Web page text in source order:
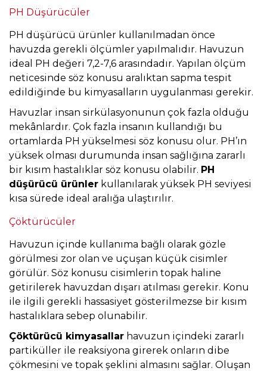
PH Düşürücüler
PH düşürücü ürünler kullanılmadan önce
havuzda gerekli ölçümler yapılmalıdır. Havuzun
ideal PH değeri 7,2-7,6 arasındadır. Yapılan ölçüm
neticesinde söz konusu aralıktan sapma tespit
edildiğinde bu kimyasalların uygulanması gerekir.
Havuzlar insan sirkülasyonunun çok fazla olduğu
mekânlardır. Çok fazla insanın kullandığı bu
ortamlarda PH yükselmesi söz konusu olur. PH’ın
yüksek olması durumunda insan sağlığına zararlı
bir kısım hastalıklar söz konusu olabilir. PH
düşürücü ürünler kullanılarak yüksek PH seviyesi
kısa sürede ideal aralığa ulaştırılır.
Çöktürücüler
Havuzun içinde kullanıma bağlı olarak gözle
görülmesi zor olan ve uçuşan küçük cisimler
görülür. Söz konusu cisimlerin topak haline
getirilerek havuzdan dışarı atılması gerekir. Konu
ile ilgili gerekli hassasiyet gösterilmezse bir kısım
hastalıklara sebep olunabilir.
Çöktürücü kimyasallar havuzun içindeki zararlı
partiküller ile reaksiyona girerek onların dibe
çökmesini ve topak şeklini almasını sağlar. Oluşan